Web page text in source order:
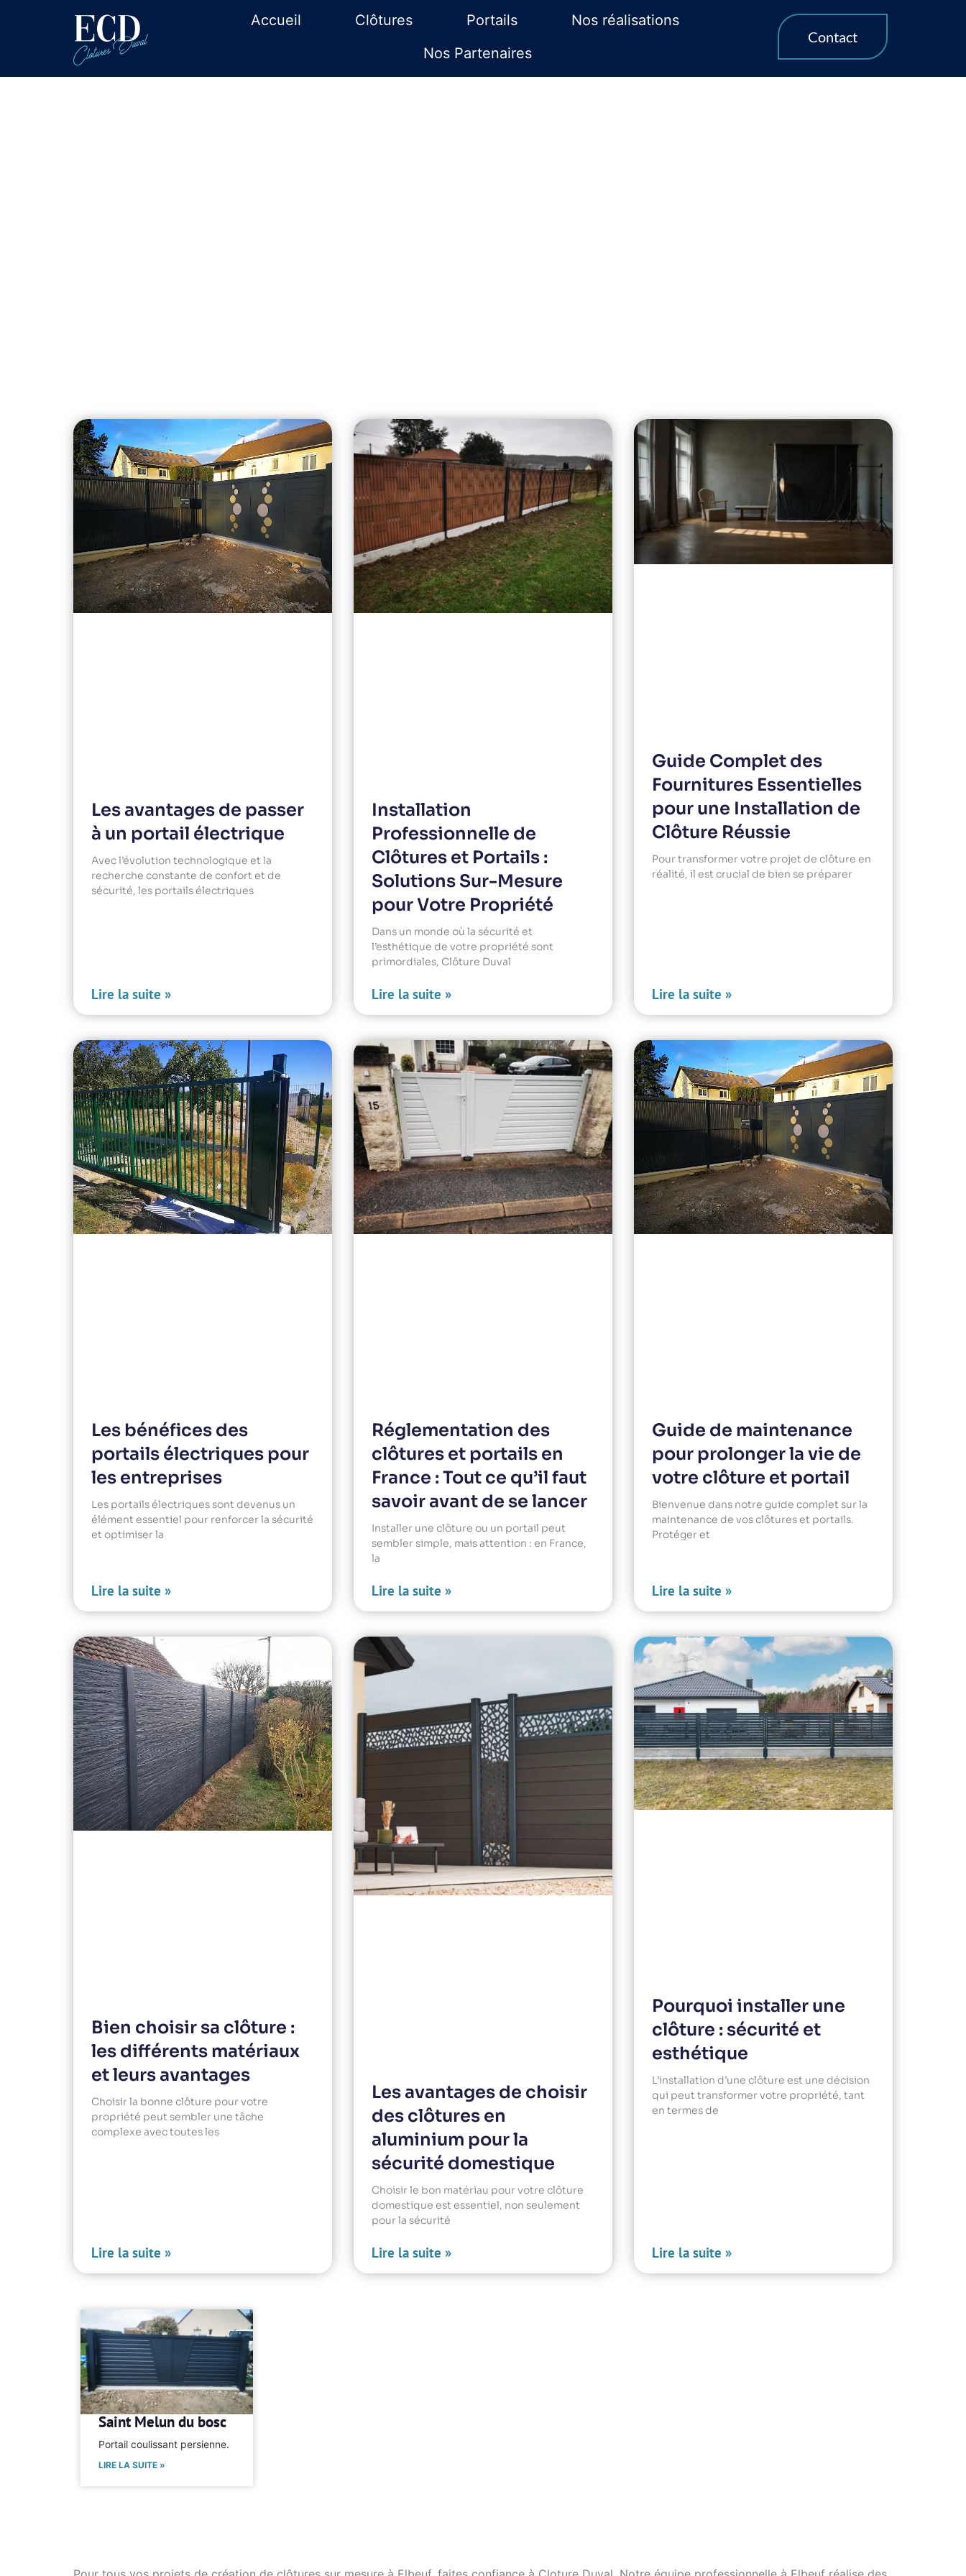
Accueil Clôtures Portails
Nos réalisations
Nos Partenaires
Contact
Les avantages de passer
à un portail électrique
Avec l’évolution technologique et la
recherche constante de confort et de
sécurité, les portails électriques
Lire la suite »
Installation
Professionnelle de
Clôtures et Portails :
Solutions Sur-Mesure
pour Votre Propriété
Dans un monde où la sécurité et
l’esthétique de votre propriété sont
primordiales, Clôture Duval
Lire la suite »
Guide Complet des
Fournitures Essentielles
pour une Installation de
Clôture Réussie
Pour transformer votre projet de clôture en
réalité, il est crucial de bien se préparer
Lire la suite »
Les bénéfices des
portails électriques pour
les entreprises
Les portails électriques sont devenus un
élément essentiel pour renforcer la sécurité
et optimiser la
Lire la suite »
Réglementation des
clôtures et portails en
France : Tout ce qu’il faut
savoir avant de se lancer
Installer une clôture ou un portail peut
sembler simple, mais attention : en France,
la
Lire la suite »
Guide de maintenance
pour prolonger la vie de
votre clôture et portail
Bienvenue dans notre guide complet sur la
maintenance de vos clôtures et portails.
Protéger et
Lire la suite »
Bien choisir sa clôture :
les différents matériaux
et leurs avantages
Choisir la bonne clôture pour votre
propriété peut sembler une tâche
complexe avec toutes les
Lire la suite »
Les avantages de choisir
des clôtures en
aluminium pour la
sécurité domestique
Choisir le bon matériau pour votre clôture
domestique est essentiel, non seulement
pour la sécurité
Lire la suite »
Pourquoi installer une
clôture : sécurité et
esthétique
L’installation d’une clôture est une décision
qui peut transformer votre propriété, tant
en termes de
Lire la suite »
Saint Melun du bosc
Portail coulissant persienne.
LIRE LA SUITE »